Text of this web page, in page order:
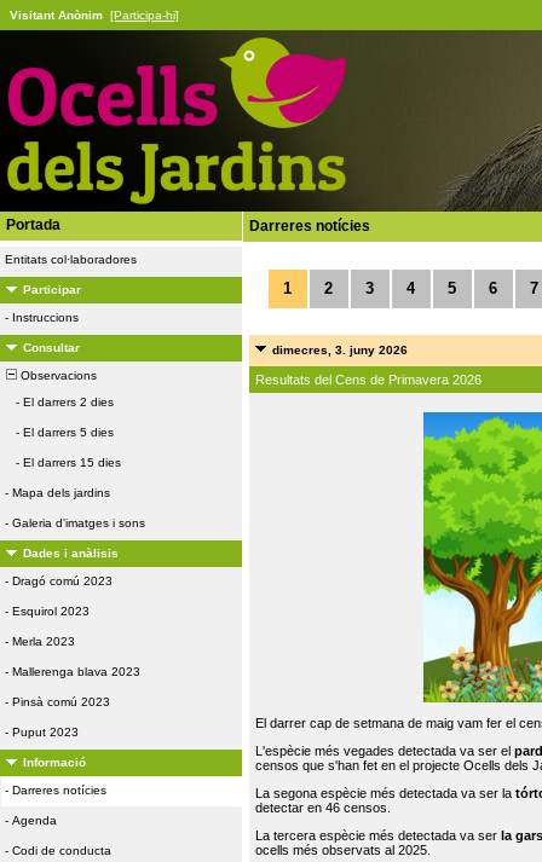
Visitant Anònim [Participa-hi]
Portada
Entitats col·laboradores
Participar
- Instruccions
Consultar
Observacions
- El darrers 2 dies
- El darrers 5 dies
- El darrers 15 dies
- Mapa dels jardins
- Galeria d'imatges i sons
Dades i anàlisis
- Dragó comú 2023
- Esquirol 2023
- Merla 2023
- Mallerenga blava 2023
- Pinsà comú 2023
- Puput 2023
Informació
- Darreres notícies
- Agenda
- Codi de conducta
Darreres notícies
1 2 3 4 5 6 7
dimecres, 3. juny 2026
Resultats del Cens de Primavera 2026
El darrer cap de setmana de maig vam fer el
L'espècie més vegades detectada va ser el
censos que s'han fet en el projecte Ocells dels
La segona espècie més detectada va ser la
detectar en 46 censos.
La tercera espècie més detectada va ser la
ocells més observats al 2025.